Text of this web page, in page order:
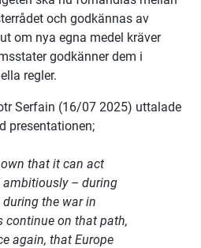
och godkännas av
om nya egna medel kräver
godkänner dem i
regler.
Serfain (16/07 2025) uttalade
presentationen;
that it can act
ambitiously – during
the war in
continue on that path,
again, that Europe